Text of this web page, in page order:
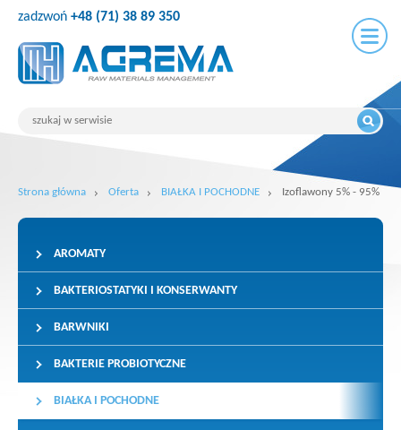
zadzwoń +48 (71) 38 89 350
Strona główna Oferta BIAŁKA I POCHODNE Izoflawony 5% - 95%
AROMATY
BAKTERIOSTATYKI I KONSERWANTY
BARWNIKI
BAKTERIE PROBIOTYCZNE
BIAŁKA I POCHODNE